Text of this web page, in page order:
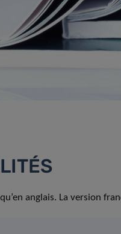
anglais. La version